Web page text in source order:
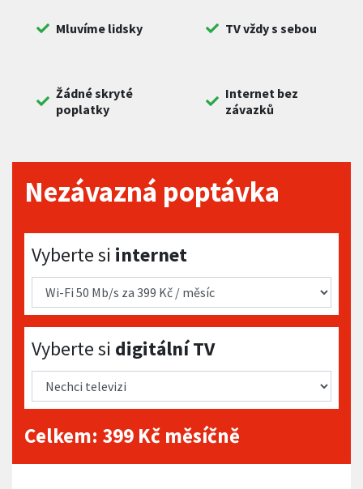
Mluvíme lidsky TV vždy s sebou
Žádné skryté
poplatky
Internet bez
závazků
Nezávazná poptávka
Vyberte si internet
Vyberte si internet
Vyberte si digitální TV
Vyberte si digitální TV
Celkem: 399 Kč měsíčně